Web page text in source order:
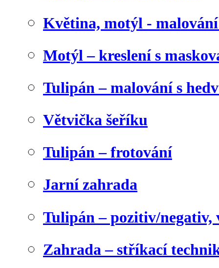
Květina, motýl -
Motýl – kreslení s
Tulipán – malování s
Větvička šeříku
Tulipán – frotování
Jarní zahrada
Tulipán – pozitiv/negativ,
Zahrada – stříkací